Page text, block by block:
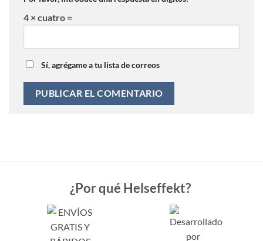
4 × cuatro =
Sí, agrégame a tu lista de correos
¿Por qué Helseffekt?